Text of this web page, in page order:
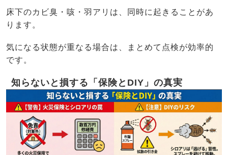
床下のカビ臭・咳・羽アリは、同時に起きることがあ
ります。
気になる状態が重なる場合は、まとめて点検が効率的
です。
知らないと損する「保険とDIY」の真実